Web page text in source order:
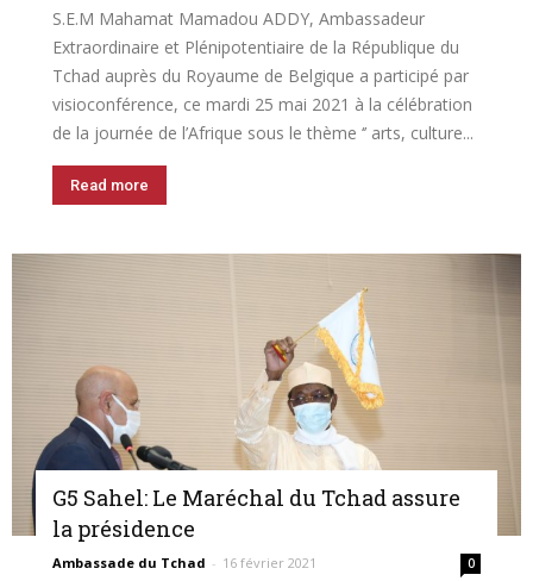
S.E.M Mahamat Mamadou ADDY, Ambassadeur
Extraordinaire et Plénipotentiaire de la République du
Tchad auprès du Royaume de Belgique a participé par
visioconférence, ce mardi 25 mai 2021 à la célébration
de la journée de l’Afrique sous le thème ‘’ arts, culture...
Read more
G5 Sahel: Le Maréchal du Tchad assure
la présidence
Ambassade du Tchad - 16 février 2021 0